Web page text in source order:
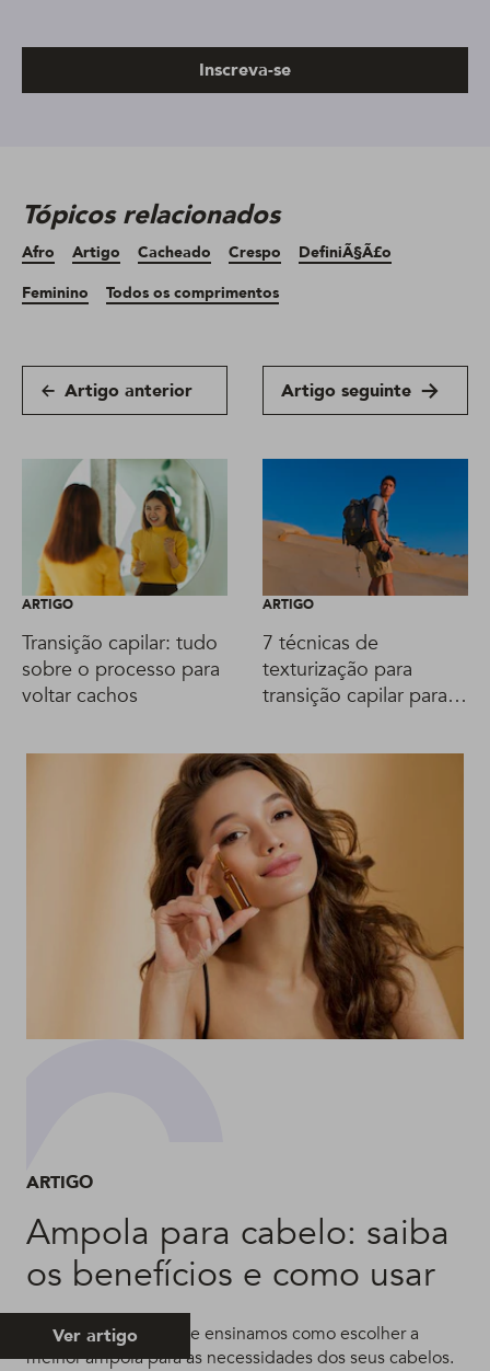
Inscreva-se
Tópicos relacionados
Afro Artigo Cacheado Crespo
DefiniÃ§Ã£o
Feminino
Todos os comprimentos
Artigo anterior Artigo seguinte
ARTIGO
Transição capilar: tudo
sobre o processo para
voltar cachos
ARTIGO
7 técnicas de
texturização para
transição capilar para
ARTIGO
Ampola para cabelo: saiba
os benefícios e como usar
Além de como usar, te ensinamos como escolher a
melhor ampola para as necessidades dos seus cabelos.
Ver artigo